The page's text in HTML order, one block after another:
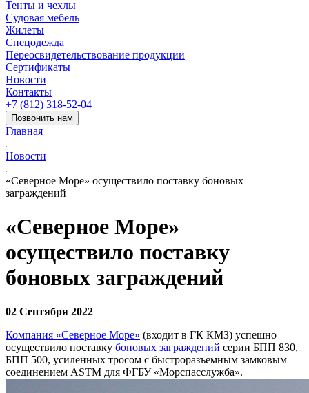
Тенты и чехлы
Судовая мебель
Жилеты
Спецодежда
Переосвидетельствование продукции
Сертификаты
Новости
Контакты
+7 (812) 318-52-04
Позвонить нам
Главная
Новости
«Северное Море» осуществило поставку боновых
заграждений
«Северное Море»
осуществило поставку
боновых заграждений
02 Сентября 2022
Компания «Северное Море» (входит в ГК КМЗ) успешно
осуществило поставку боновых заграждений серии БПП 830,
БПП 500, усиленных тросом с быстроразъемным замковым
соединением ASTM для ФГБУ «Морспасслужба».